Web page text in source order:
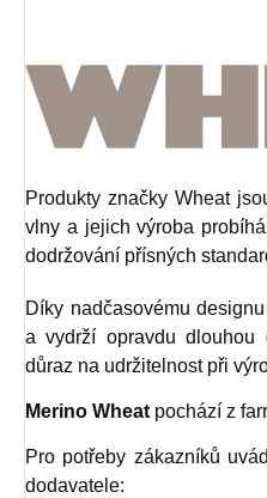
Produkty značky Wheat
vlny a jejich výroba
dodržování přísných
Díky nadčasovému
a vydrží opravdu dlouhou
důraz na udržitelnost při
Merino Wheat pochází z
Pro potřeby zákazníků
dodavatele: